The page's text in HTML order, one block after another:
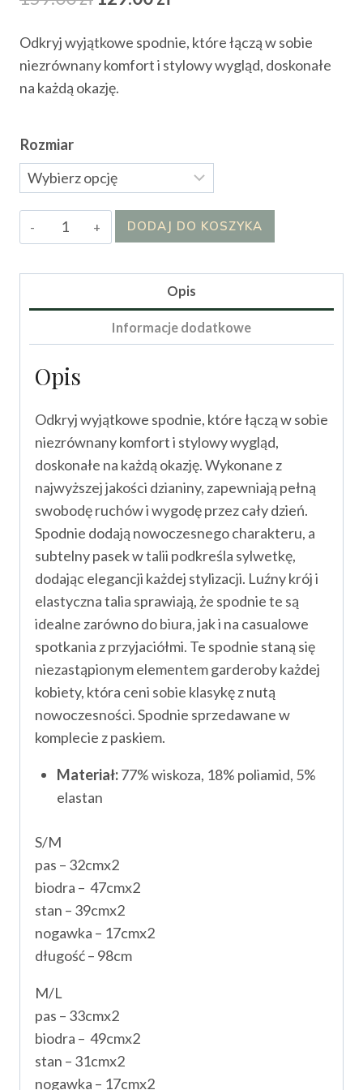
wynosiła:
159.00 zł.
wynosi:
Odkryj wyjątkowe spodnie, które łączą w sobie
niezrównany komfort i stylowy wygląd, doskonałe
na każdą okazję.
Rozmiar
ilość
Spodnie
DODAJ DO KOSZYKA
Opis
Informacje dodatkowe
Opis
Odkryj wyjątkowe spodnie, które łączą w sobie
niezrównany komfort i stylowy wygląd,
doskonałe na każdą okazję. Wykonane z
najwyższej jakości dzianiny, zapewniają pełną
swobodę ruchów i wygodę przez cały dzień.
Spodnie dodają nowoczesnego charakteru, a
subtelny pasek w talii podkreśla sylwetkę,
dodając elegancji każdej stylizacji. Luźny krój i
elastyczna talia sprawiają, że spodnie te są
idealne zarówno do biura, jak i na casualowe
spotkania z przyjaciółmi. Te spodnie staną się
niezastąpionym elementem garderoby każdej
kobiety, która ceni sobie klasykę z nutą
nowoczesności. Spodnie sprzedawane w
komplecie z paskiem.
Materiał:77% wiskoza, 18% poliamid, 5%
elastan
S/M
pas – 32cmx2
biodra – 47cmx2
stan – 39cmx2
nogawka – 17cmx2
długość – 98cm
M/L
pas – 33cmx2
biodra – 49cmx2
stan – 31cmx2
nogawka – 17cmx2